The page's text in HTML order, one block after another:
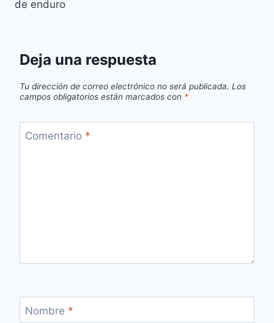
de enduro
Deja una respuesta
Tu dirección de correo electrónico no será publicada. Los
campos obligatorios están marcados con *
Comentario *
Nombre *